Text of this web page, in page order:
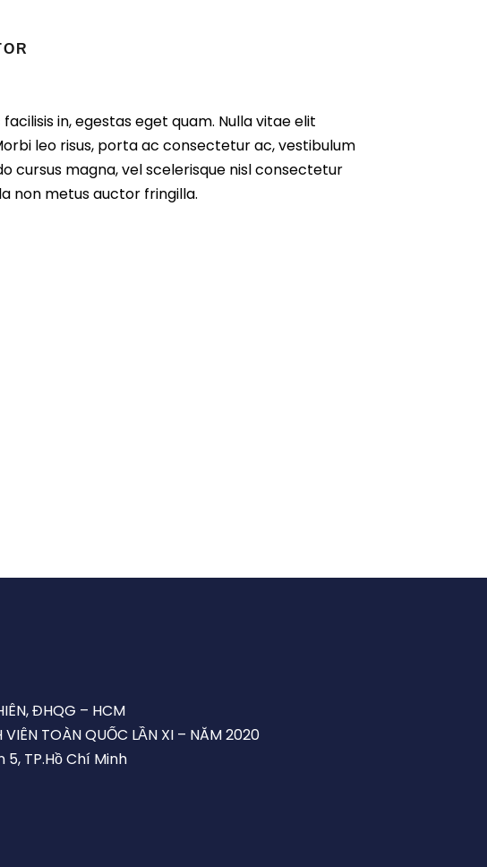
in, egestas eget quam. Nulla vitae elit
leo risus, porta ac consectetur ac, vestibulum
cursus magna, vel scelerisque nisl consectetur
non metus auctor fringilla.
ĐHQG – HCM
VIÊN TOÀN QUỐC LẦN XI – NĂM 2020
TP.Hồ Chí Minh